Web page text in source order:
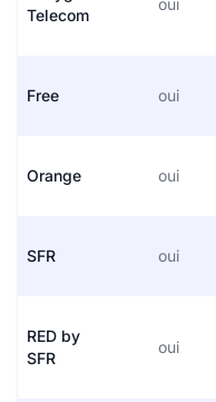
Telecom
oui
Free oui
Orange oui
SFR oui
RED by
SFR
oui